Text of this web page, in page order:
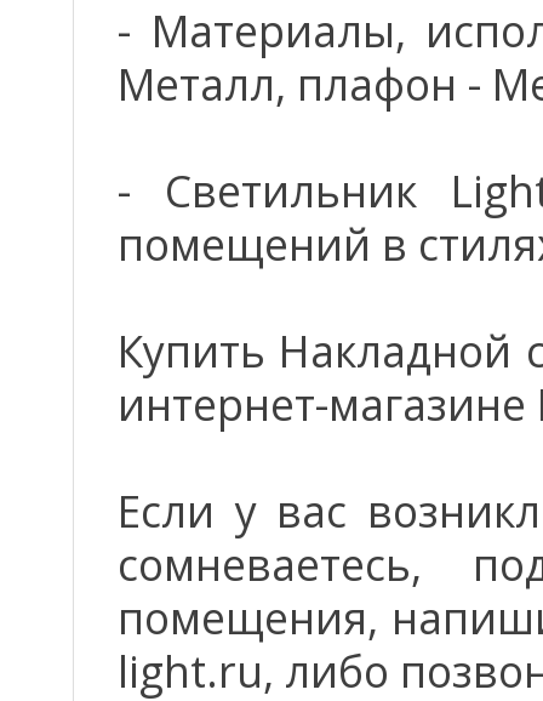
- Материалы,
Металл, плафон -
- Светильник
помещений в
Купить Накладной
интернет-
Если у вас
сомневаетесь,
помещения,
light.ru, либо